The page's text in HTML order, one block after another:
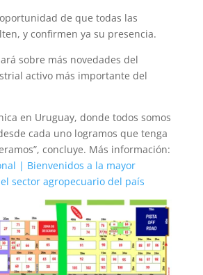
de que todas las
y confirmen ya su presencia.
sobre más novedades del
activo más importante del
en Uruguay, donde todos somos
cada uno logramos que tenga
concluye. Más información:
| Bienvenidos a la mayor
sector agropecuario del país